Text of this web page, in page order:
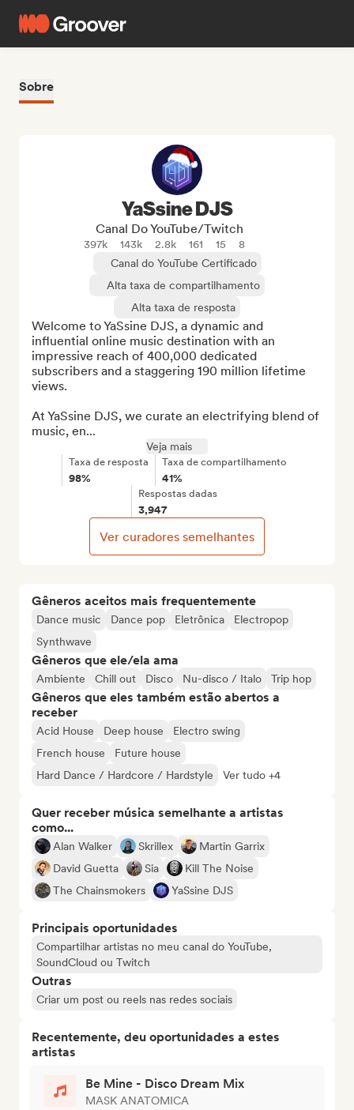
Sobre
Gêneros aceitos mais frequentemente
Dance music Dance pop Eletrônica
Electropop
Synthwave
Gêneros que ele/ela ama
Ambiente Chill out Disco Nu-disco / Italo Trip hop
Gêneros que eles também estão abertos a
receber
Acid House Deep house
Electro swing
French house
Future house
Hard Dance / Hardcore / Hardstyle
Ver tudo +4
Quer receber música semelhante a artistas
como...
Alan Walker Skrillex
Martin Garrix
David Guetta
Sia
Kill The Noise
The Chainsmokers
YaSsine DJS
Principais oportunidades
Compartilhar artistas no meu canal do YouTube,
SoundCloud ou Twitch
Outras
Criar um post ou reels nas redes sociais
Recentemente, deu oportunidades a estes
artistas
Be Mine - Disco Dream Mix
MASK ANATOMICA
YaSsine DJS
Canal Do YouTube/Twitch
397k 143k 2.8k 161 15
8
Canal do YouTube Certificado
Alta taxa de compartilhamento
Alta taxa de resposta
Welcome to YaSsine DJS, a dynamic and
influential online music destination with an
impressive reach of 400,000 dedicated
subscribers and a staggering 190 million lifetime
views.
At YaSsine DJS, we curate an electrifying blend of
music, en...
Veja mais
Taxa de resposta
98%
Taxa de compartilhamento
41%
Respostas dadas
3,947
Ver curadores semelhantes